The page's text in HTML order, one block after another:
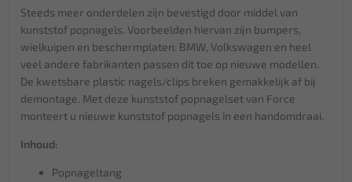
Steeds meer onderdelen zijn bevestigd door middel van
kunststof popnagels. Voorbeelden hiervan zijn bumpers,
wielkuipen en beschermplaten. BMW, Volkswagen en heel
veel andere fabrikanten passen dit toe op nieuwe modellen.
De kwetsbare plastic nagels/clips breken gemakkelijk af bij
demontage. Met deze kunststof popnagelset van Force
monteert u nieuwe kunststof popnagels in een handomdraai.
Inhoud:
Popnageltang